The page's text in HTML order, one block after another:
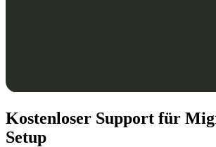
Kostenloser Support für
Setup